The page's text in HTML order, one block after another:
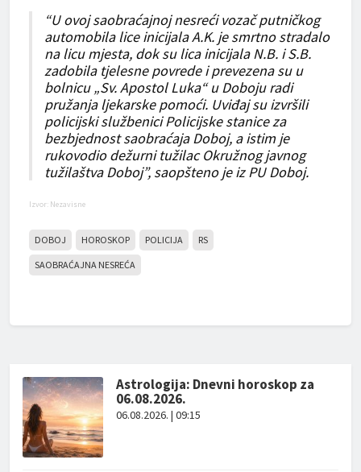
“U ovoj saobraćajnoj nesreći vozač putničkog
automobila lice inicijala A.K. je smrtno stradalo
na licu mjesta, dok su lica inicijala N.B. i S.B.
zadobila tjelesne povrede i prevezena su u
bolnicu „Sv. Apostol Luka“ u Doboju radi
pružanja ljekarske pomoći. Uviđaj su izvršili
policijski službenici Policijske stanice za
bezbjednost saobraćaja Doboj, a istim je
rukovodio dežurni tužilac Okružnog javnog
tužilaštva Doboj”, saopšteno je iz PU Doboj.
Izvor: Nezavisne
DOBOJ HOROSKOP POLICIJA RS
SAOBRAĆAJNA NESREĆA
Astrologija: Dnevni horoskop za
06.08.2026.
06.08.2026. | 09:15